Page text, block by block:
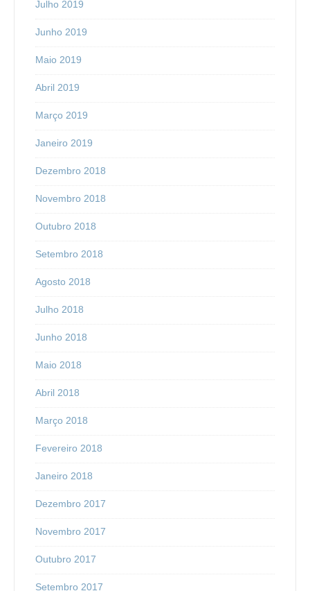
Julho 2019
Junho 2019
Maio 2019
Abril 2019
Março 2019
Janeiro 2019
Dezembro 2018
Novembro 2018
Outubro 2018
Setembro 2018
Agosto 2018
Julho 2018
Junho 2018
Maio 2018
Abril 2018
Março 2018
Fevereiro 2018
Janeiro 2018
Dezembro 2017
Novembro 2017
Outubro 2017
Setembro 2017